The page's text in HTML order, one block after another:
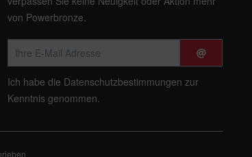
von Powerbronze.
Ich habe die Datenschutzbestimmungen zur
Kenntnis genommen.